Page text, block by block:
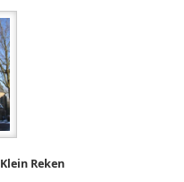
Klein Reken